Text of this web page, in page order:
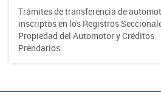
Trámites de transferencia de
inscriptos en los Registros
Propiedad del Automotor y Créditos
Prendarios.